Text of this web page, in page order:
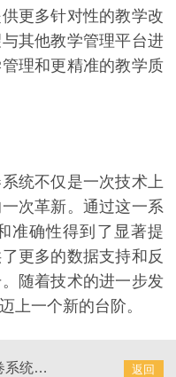
更多针对性的教学改
其他教学管理平台进
理和更精准的教学质
统不仅是一次技术上
次革新。通过这一系
准确性得到了显著提
更多的数据支持和反
随着技术的进一步发
上一个新的台阶。
返回
高中生教学质量监测阅卷系统：加速考试成绩处理的新方案